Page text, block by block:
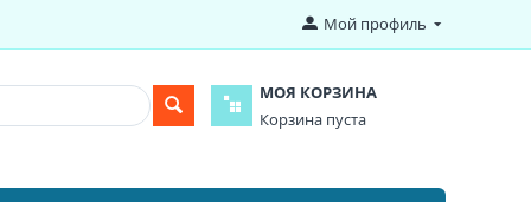
Мой профиль
МОЯ КОРЗИНА
Корзина пуста